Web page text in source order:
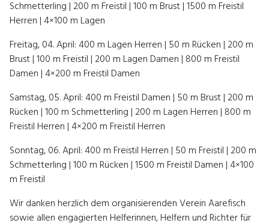
Schmetterling | 200 m Freistil | 100 m Brust | 1500 m Freistil
Herren | 4×100 m Lagen
Freitag, 04. April: 400 m Lagen Herren | 50 m Rücken | 200 m
Brust | 100 m Freistil | 200 m Lagen Damen | 800 m Freistil
Damen | 4×200 m Freistil Damen
Samstag, 05. April: 400 m Freistil Damen | 50 m Brust | 200 m
Rücken | 100 m Schmetterling | 200 m Lagen Herren | 800 m
Freistil Herren | 4×200 m Freistil Herren
Sonntag, 06. April: 400 m Freistil Herren | 50 m Freistil | 200 m
Schmetterling | 100 m Rücken | 1500 m Freistil Damen | 4×100
m Freistil
Wir danken herzlich dem organisierenden Verein Aarefisch
sowie allen engagierten Helferinnen, Helfern und Richter für